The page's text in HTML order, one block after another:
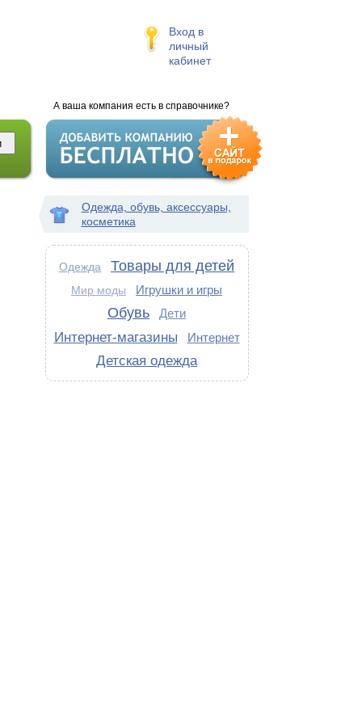
Вход в
личный
кабинет
А ваша компания есть в справочнике?
Одежда, обувь, аксессуары,
косметика
Одежда Товары для детей
Мир моды Игрушки и игры
Обувь Дети
Интернет-магазины Интернет
Детская одежда